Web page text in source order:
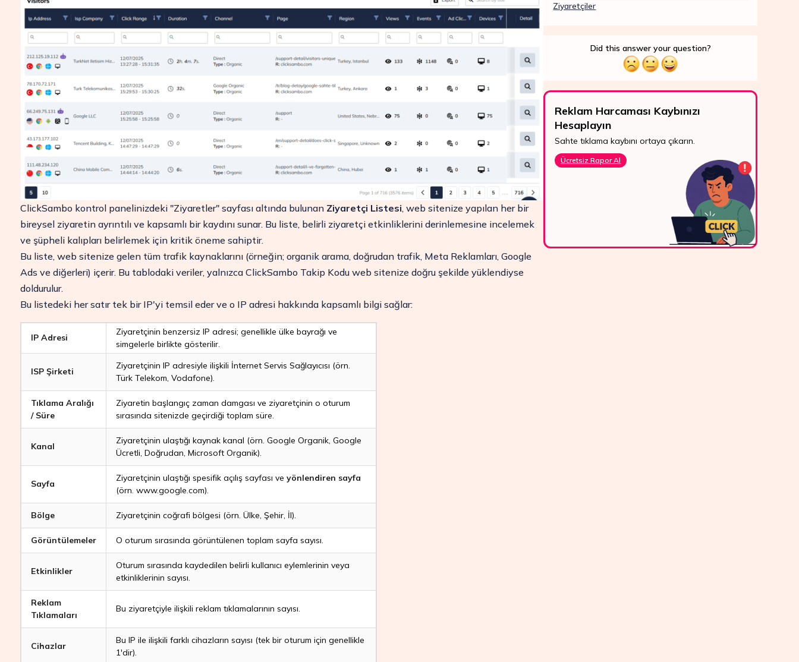
ClickSambo kontrol panelinizdeki "Ziyaretler" sayfası altında bulunan Ziyaretçi Listesi, web sitenize yapılan her bir
bireysel ziyaretin ayrıntılı ve kapsamlı bir kaydını sunar. Bu liste, belirli ziyaretçi etkinliklerini derinlemesine incelemek
ve şüpheli kalıpları belirlemek için kritik öneme sahiptir.
Bu liste, web sitenize gelen tüm trafik kaynaklarını (örneğin; organik arama, doğrudan trafik, Meta Reklamları, Google
Ads ve diğerleri) içerir. Bu tablodaki veriler, yalnızca ClickSambo Takip Kodu web sitenize doğru şekilde yüklendiyse
doldurulur.
Bu listedeki her satır tek bir IP'yi temsil eder ve o IP adresi hakkında kapsamlı bilgi sağlar:
IP Adresi
Ziyaretçinin benzersiz IP adresi; genellikle ülke bayrağı ve
simgelerle birlikte gösterilir.
ISP Şirketi
Ziyaretçinin IP adresiyle ilişkili İnternet Servis Sağlayıcısı (örn.
Türk Telekom, Vodafone).
Tıklama Aralığı
/ Süre
Ziyaretin başlangıç zaman damgası ve ziyaretçinin o oturum
sırasında sitenizde geçirdiği toplam süre.
Kanal
Ziyaretçinin ulaştığı kaynak kanal (örn. Google Organik, Google
Ücretli, Doğrudan, Microsoft Organik).
Sayfa
Ziyaretçinin ulaştığı spesifik açılış sayfası ve yönlendiren sayfa
(örn. www.google.com).
Bölge Ziyaretçinin coğrafi bölgesi (örn. Ülke, Şehir, İl).
Görüntülemeler O oturum sırasında görüntülenen toplam sayfa sayısı.
Etkinlikler
Oturum sırasında kaydedilen belirli kullanıcı eylemlerinin veya
etkinliklerinin sayısı.
Reklam
Tıklamaları
Bu ziyaretçiyle ilişkili reklam tıklamalarının sayısı.
Cihazlar
Bu IP ile ilişkili farklı cihazların sayısı (tek bir oturum için genellikle
1'dir).
Ziyaretçiler
Did this answer your question?
ROI'nizi Artırın
gelirinizi artırın.
Reklam Harcaması Kaybınızı
Hesaplayın
Sahte tıklama kaybını ortaya çıkarın.
Ücretsiz Rapor Al
7/24 Destek
destek ve e-posta